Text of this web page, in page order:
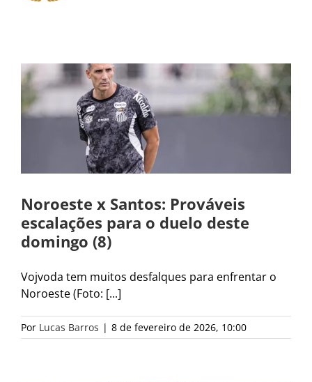
Noroeste x Santos: Prováveis
escalações para o duelo deste
domingo (8)
Vojvoda tem muitos desfalques para enfrentar o
Noroeste (Foto: [...]
Por Lucas Barros | 8 de fevereiro de 2026, 10:00